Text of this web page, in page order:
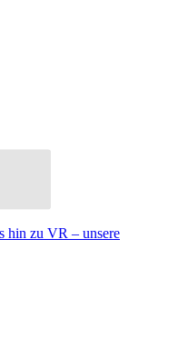
hin zu VR – unsere